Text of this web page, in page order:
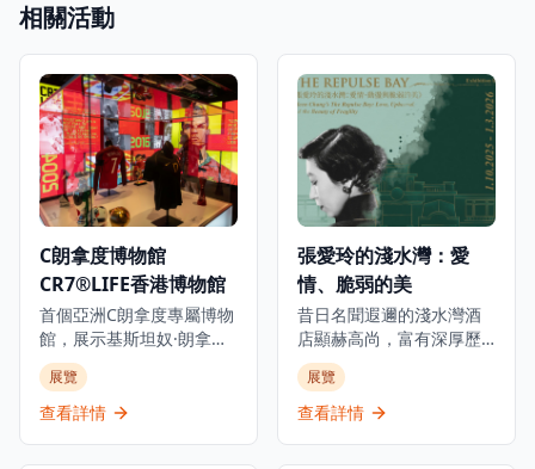
相關活動
C朗拿度博物館
CR7®LIFE香港博物館
首個亞洲C朗拿度專屬博物
館，展示基斯坦奴·朗拿度
的人生旅程、職業生涯和
生活，透過獨家視角呈現
從未公開的故事，是足球
展覽
查看詳情
張愛玲的淺水灣：愛
情、脆弱的美
昔日名聞遐邇的淺水灣酒
店顯赫高尚，富有深厚歷
史底蘊，是世界各地名人
雅士匯聚之地。今年正值
張愛玲逝世三十週年之
展覽
查看詳情